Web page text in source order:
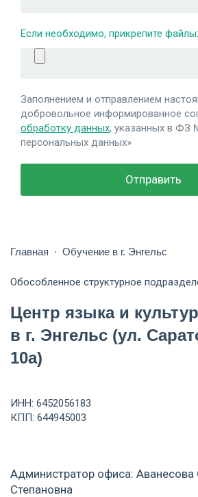
Если необходимо, прикрепите файлы:
Заполнением и отправлением
добровольное информированное
обработку данных, указанных в ФЗ
персональных данных»
Главная Обучение в г. Энгельс
Обособленное структурное
Центр языка и
в г. Энгельс (ул.
10а)
ИНН: 6452056183
КПП: 644945003
Администратор офиса: Аванесова
Степановна